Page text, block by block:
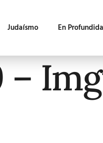
Judaísmo En
–